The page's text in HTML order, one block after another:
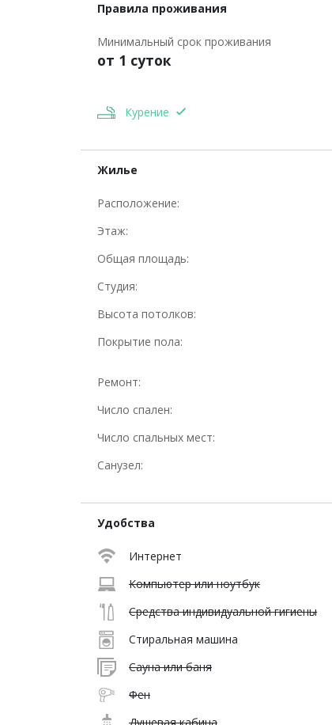
Правила проживания
Минимальный срок проживания
от 1 суток
Курение
Жилье
Расположение:
Этаж:
Общая площадь:
Студия:
Высота потолков:
Покрытие пола:
Ремонт:
Число спален:
Число спальных мест:
Санузел:
Удобства
Интернет
Компьютер или ноутбук
Средства индивидуальной гигиены
Стиральная машина
Сауна или баня
Фен